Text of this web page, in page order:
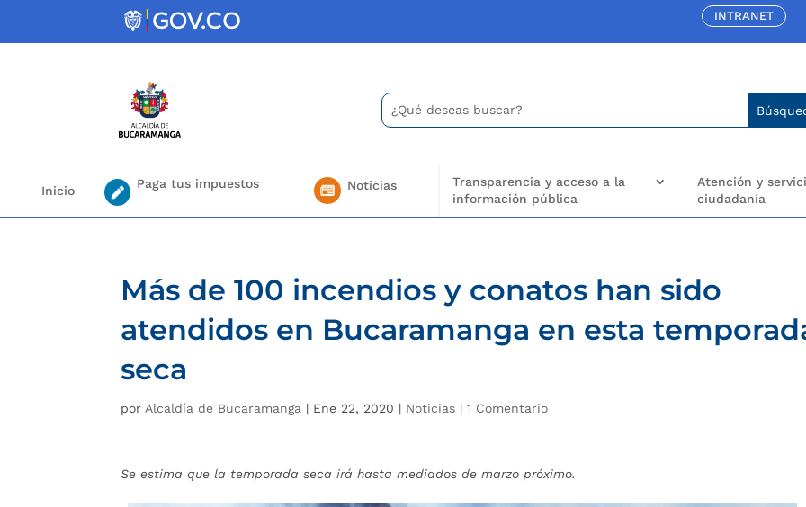
INTRANET
Buscar:
Search
for...
Inicio Paga tus impuestos Noticias
Transparencia y acceso a la
información pública
Atención y
ciudadanía
Más de 100 incendios y conatos han sido
atendidos en Bucaramanga en esta
seca
por Alcaldía de Bucaramanga | Ene 22, 2020 | Noticias |1 Comentario
Se estima que la temporada seca irá hasta mediados de marzo próximo.